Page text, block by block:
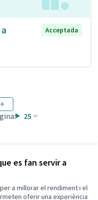
es fan servir a
a millorar el rendiment i el
oferir una experiència
Acceptada
25